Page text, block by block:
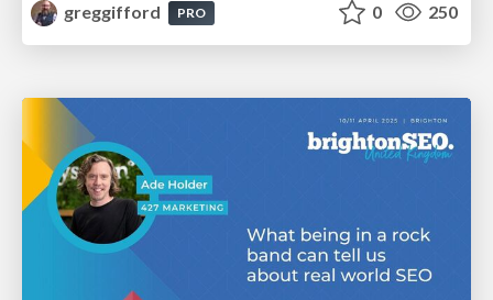
greggifford
PRO 0 250